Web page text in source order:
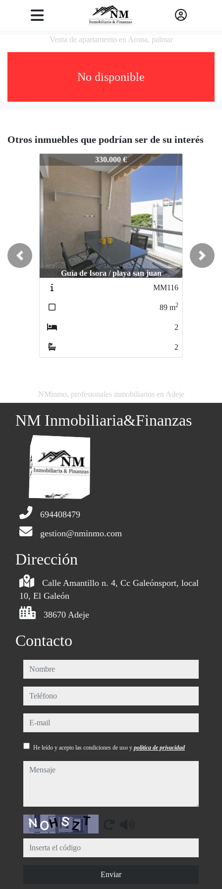
Venta de apartamento en Arona, palmar
No disponible
Otros inmuebles que podrían ser de su interés
IR034
330.000 €
Guía de Isora / playa san juan
MM116
89 m2
2
2
Previous Next
NMinmo, profesionales inmobiliarios en Adeje
NM Inmobiliaria&Finanzas
694408479
gestion@nminmo.com
Dirección
Calle Amantillo n. 4, Cc Galeónsport, local
10, El Galeón
38670 Adeje
Contacto
nombre
teléfono
e-mail
He leído y acepto las condiciones de uso y política de privacidad
mensaje
Captcha
Enviar